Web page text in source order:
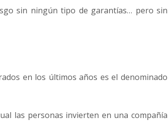
sin ningún tipo de garantías… pero sin
en los últimos años es el denominado
las personas invierten en una compañía